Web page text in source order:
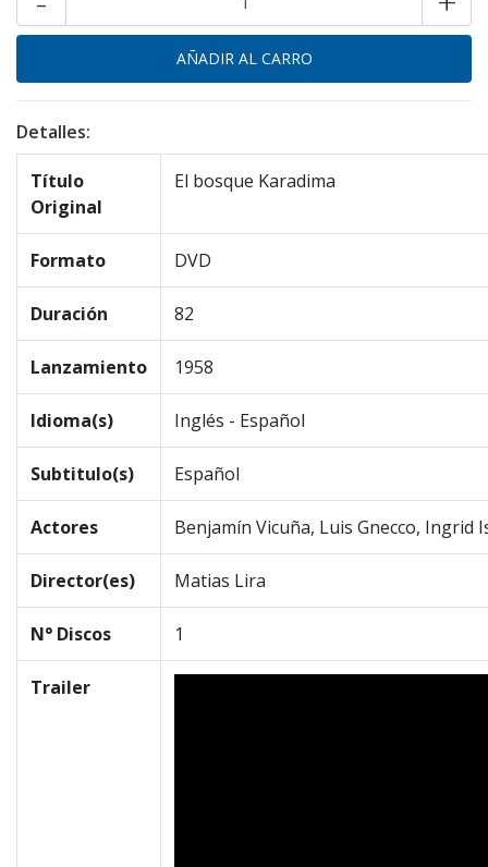
Detalles:
Título
Original
El bosque Karadima
Formato DVD
Duración 82
Lanzamiento 1958
Idioma(s) Inglés - Español
Subtitulo(s) Español
Actores Benjamín Vicuña, Luis Gnecco, Ingrid
Director(es) Matias Lira
N° Discos 1
Trailer